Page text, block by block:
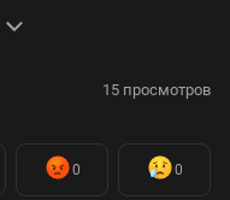
15 просмотров
0 0